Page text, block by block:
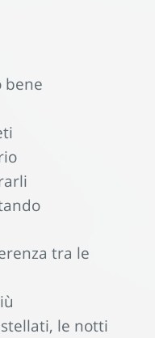
bene
tra le
le notti